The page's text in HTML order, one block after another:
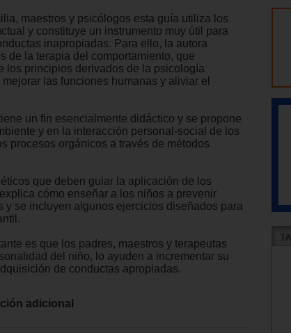
maestros y psicólogos esta guía utiliza los
y constituye un instrumento muy útil para
inapropiadas. Para ello, la autora
de la terapia del comportamiento, que
los principios derivados de la psicología
las funciones humanas y aliviar el
un fin esencialmente didáctico y se propone
y en la interacción personal-social de los
procesos orgánicos a través de métodos
que deben guiar la aplicación de los
cómo enseñar a los niños a prevenir
y se incluyen algunos ejercicios diseñados para
es que los padres, maestros y terapeutas
del niño, lo ayuden a incrementar su
de conductas apropiadas.
adicional